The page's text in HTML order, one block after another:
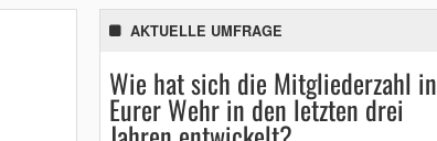
AKTUELLE UMFRAGE
Wie hat sich die Mitgliederzahl in
Eurer Wehr in den letzten drei